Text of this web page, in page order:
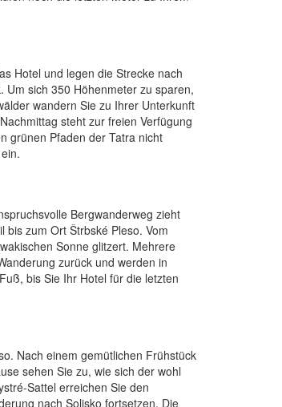
Hotel und legen die Strecke nach
sich 350 Höhenmeter zu sparen,
wandern Sie zu Ihrer Unterkunft
steht zur freien Verfügung
grünen Pfaden der Tatra nicht
Bergwanderweg zieht
zum Ort Štrbské Pleso. Vom
Sonne glitzert. Mehrere
zurück und werden in
bis Sie Ihr Hotel für die letzten
Nach einem gemütlichen Frühstück
sehen Sie zu, wie sich der wohl
Sattel erreichen Sie den
nach Solisko fortsetzen. Die